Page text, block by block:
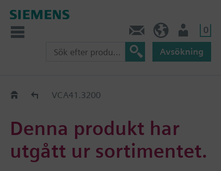
0
Avsökning
Old2NewVCA41.3200
Denna produkt har
utgått ur sortimentet.